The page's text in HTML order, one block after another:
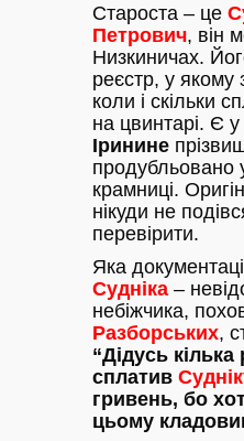
Староста – це
Петрович, він
Низкиничах.
реєстр, у якому
коли і скільки
на цвинтарі. Є у
Іринине
продубльовано
крамниці.
нікуди не
перевірити.
Яка
Судніка –
небіжчика,
Разборських,
“Дідусь кілька
сплатив
гривень, бо
цьому